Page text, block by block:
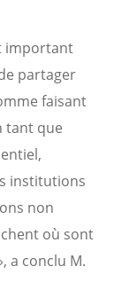
important
partager
faisant
tant que
institutions
non
où sont
a conclu M.